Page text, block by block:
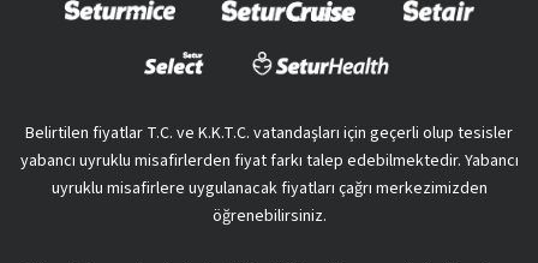
Belirtilen fiyatlar T.C. ve K.K.T.C. vatandaşları için geçerli olup tesisler
yabancı uyruklu misafirlerden fiyat farkı talep edebilmektedir. Yabancı
uyruklu misafirlere uygulanacak fiyatları çağrı merkezimizden
öğrenebilirsiniz.